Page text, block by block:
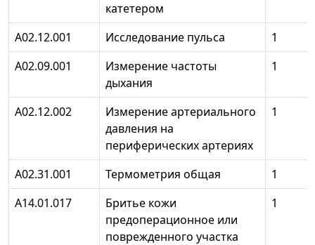
катетером
А02.12.001 Исследование пульса
1
А02.09.001
Измерение частоты
дыхания
1
А02.12.002
Измерение артериального
давления на
периферических артериях
1
А02.31.001 Термометрия общая
1
А14.01.017
Бритье кожи
предоперационное или
поврежденного участка
1